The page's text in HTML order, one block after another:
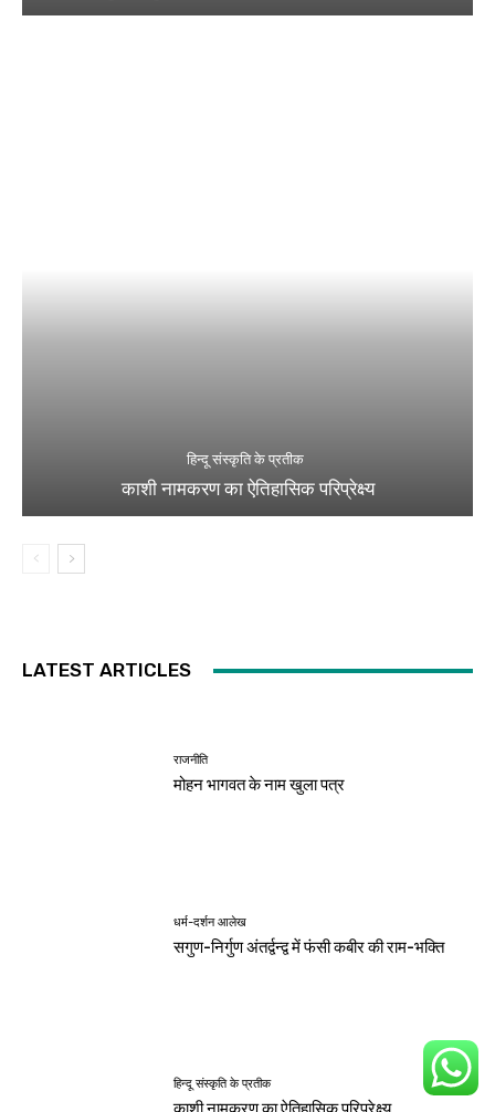
हिन्दू संस्कृति के प्रतीक
काशी नामकरण का ऐतिहासिक परिप्रेक्ष्य
LATEST ARTICLES
राजनीति
मोहन भागवत के नाम खुला पत्र
धर्म-दर्शन आलेख
सगुण-निर्गुण अंतर्द्वन्द्व में फंसी कबीर की राम-भक्ति
हिन्दू संस्कृति के प्रतीक